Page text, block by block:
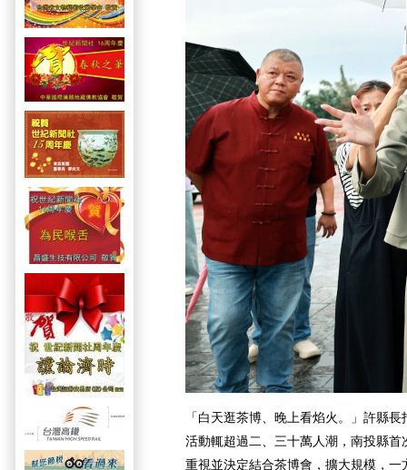
「白天逛茶博、晚上看焰火。」許縣
活動輒超過二、三十萬人潮，南投縣
重視並決定結合茶博會，擴大規模，